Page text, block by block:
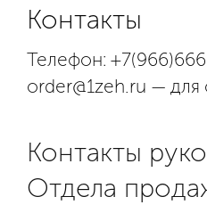
Контакты
Телефон:
order@1zeh.ru —
Контакты
Отдела